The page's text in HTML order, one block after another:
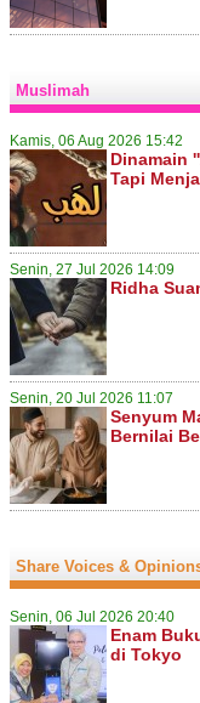
Muslimah
Kamis, 06 Aug 2026 15:42
Dinamain
Tapi
Senin, 27 Jul 2026 14:09
Ridha
Senin, 20 Jul 2026 11:07
Senyum
Bernilai
Share Voices &
Senin, 06 Jul 2026 20:40
Enam
di Tokyo